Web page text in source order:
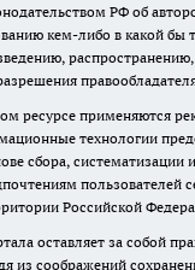
РФ об
кем-либо в какой бы
ресурсе применяются
технологии
сбора, систематизации
пользователей
Российской
оставляет за собой
из соображений